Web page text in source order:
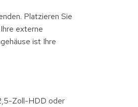
Platzieren Sie
externe
ist Ihre
Zoll-HDD oder